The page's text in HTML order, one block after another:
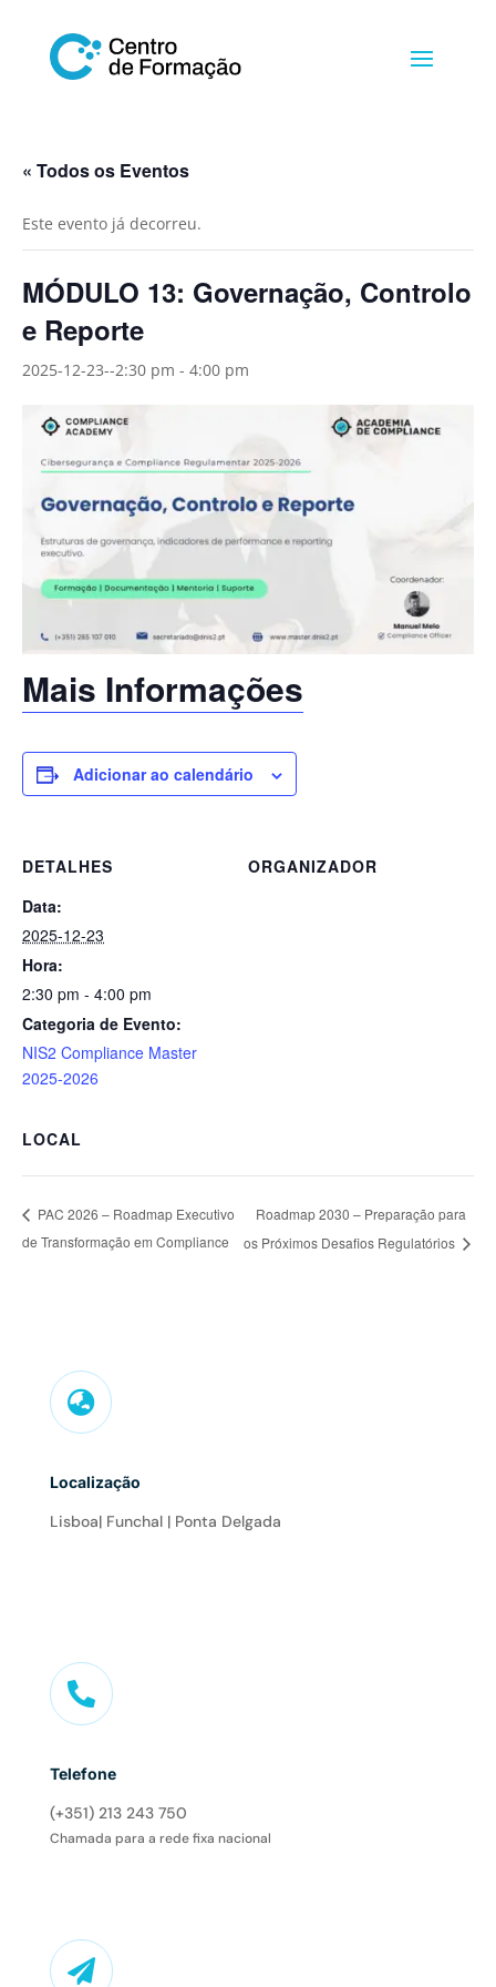
« Todos os Eventos
Este evento já decorreu.
MÓDULO 13: Governação, Controlo
e Reporte
2025-12-23--2:30 pm - 4:00 pm
Mais Informações
Adicionar ao calendário
DETALHES
Data:
2025-12-23
Hora:
2:30 pm - 4:00 pm
Categoria de Evento:
NIS2 Compliance Master
2025-2026
ORGANIZADOR
LOCAL
PAC 2026 – Roadmap Executivo
de Transformação em Compliance
Roadmap 2030 – Preparação para
os Próximos Desafios Regulatórios

Localização
Lisboa| Funchal | Ponta Delgada

Telefone
(+351) 213 243 750
Chamada para a rede fixa nacional
